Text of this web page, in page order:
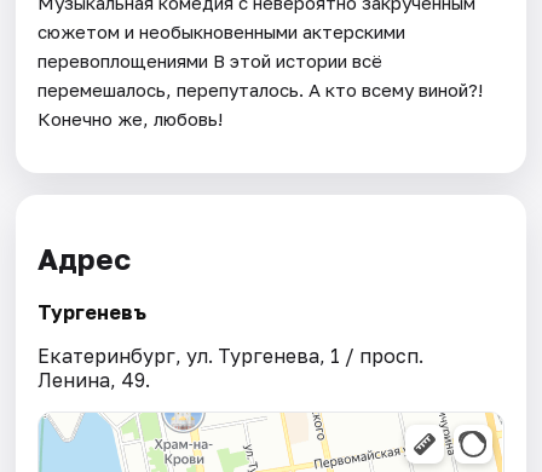
сюжетом и необыкновенными актерскими
перевоплощениями В этой истории всё
перемешалось, перепуталось. А кто всему виной?!
Конечно же, любовь!
Адрес
Тургеневъ
Екатеринбург, ул. Тургенева, 1 / просп.
Ленина, 49.